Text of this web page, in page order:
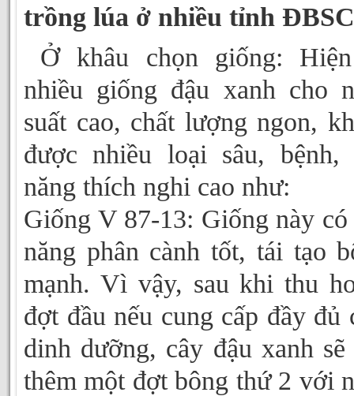
trồng lúa ở nhiều tỉnh
Ở khâu chọn giống:
nhiều giống đậu xanh cho
suất cao, chất lượng ngon,
được nhiều loại sâu, bệnh,
năng thích nghi cao như:
Giống V 87-13: Giống này có
năng phân cành tốt, tái tạo
mạnh. Vì vậy, sau khi thu
đợt đầu nếu cung cấp đầy đủ
dinh dưỡng, cây đậu xanh sẽ
thêm một đợt bông thứ 2 với